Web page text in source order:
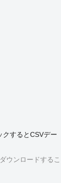
するとCSVデー
ウンロードするこ